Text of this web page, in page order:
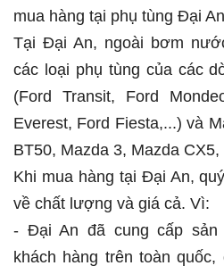
mua hàng tại phụ tùng Đại
Tại Đại An, ngoài bơm
các loại phụ tùng của các
(Ford Transit, Ford
Everest, Ford Fiesta,...) và
BT50, Mazda 3, Mazda
Khi mua hàng tại Đại An,
về chất lượng và giá cả. Vì:
- Đại An đã cung cấp sản
khách hàng trên toàn